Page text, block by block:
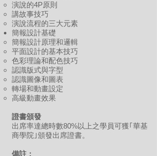
演說的4P原則
講故事技巧
演說流程的三大元素
簡報設計基礎
簡報設計原理和邏輯
平面設計的基本技巧
色彩理論和配色技巧
認識版式與字型
認識圖像和圖表
轉場和動畫設定
高級動畫效果
證書頒發
出席率達總時數80%以上之學員可獲｢華基
商學院｣頒發出席證書。
備註：